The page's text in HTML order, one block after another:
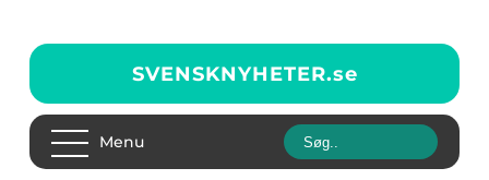
SVENSKNYHETER.se
Menu